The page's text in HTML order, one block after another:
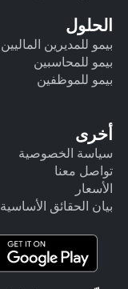
الحلول
بيمو للمديرين الماليين
بيمو للمحاسبين
بيمو للموظفين
أخرى
سياسة الخصوصية
تواصل معنا
الأسعار
بيان الحقائق الأساسية